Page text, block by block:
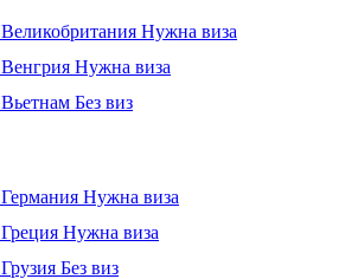
Великобритания Нужна виза
Венгрия Нужна виза
Вьетнам Без виз
Германия Нужна виза
Греция Нужна виза
Грузия Без виз